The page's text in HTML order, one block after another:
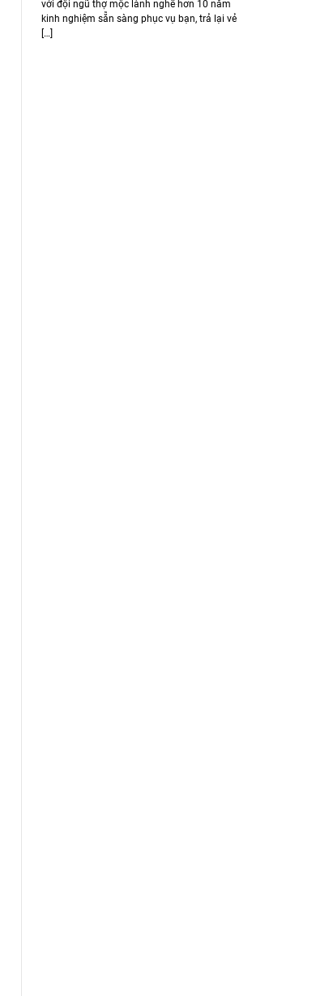
với đội ngũ thợ mộc lành nghề hơn 10 năm
kinh nghiệm sẵn sàng phục vụ bạn, trả lại vẻ
[…]